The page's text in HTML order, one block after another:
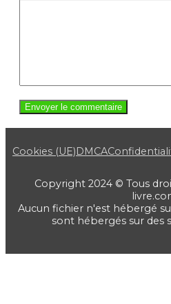
Cookies (UE)DMCA
Copyright 2024 © Tous
Aucun fichier n'est hébergé
sont hébergés sur des